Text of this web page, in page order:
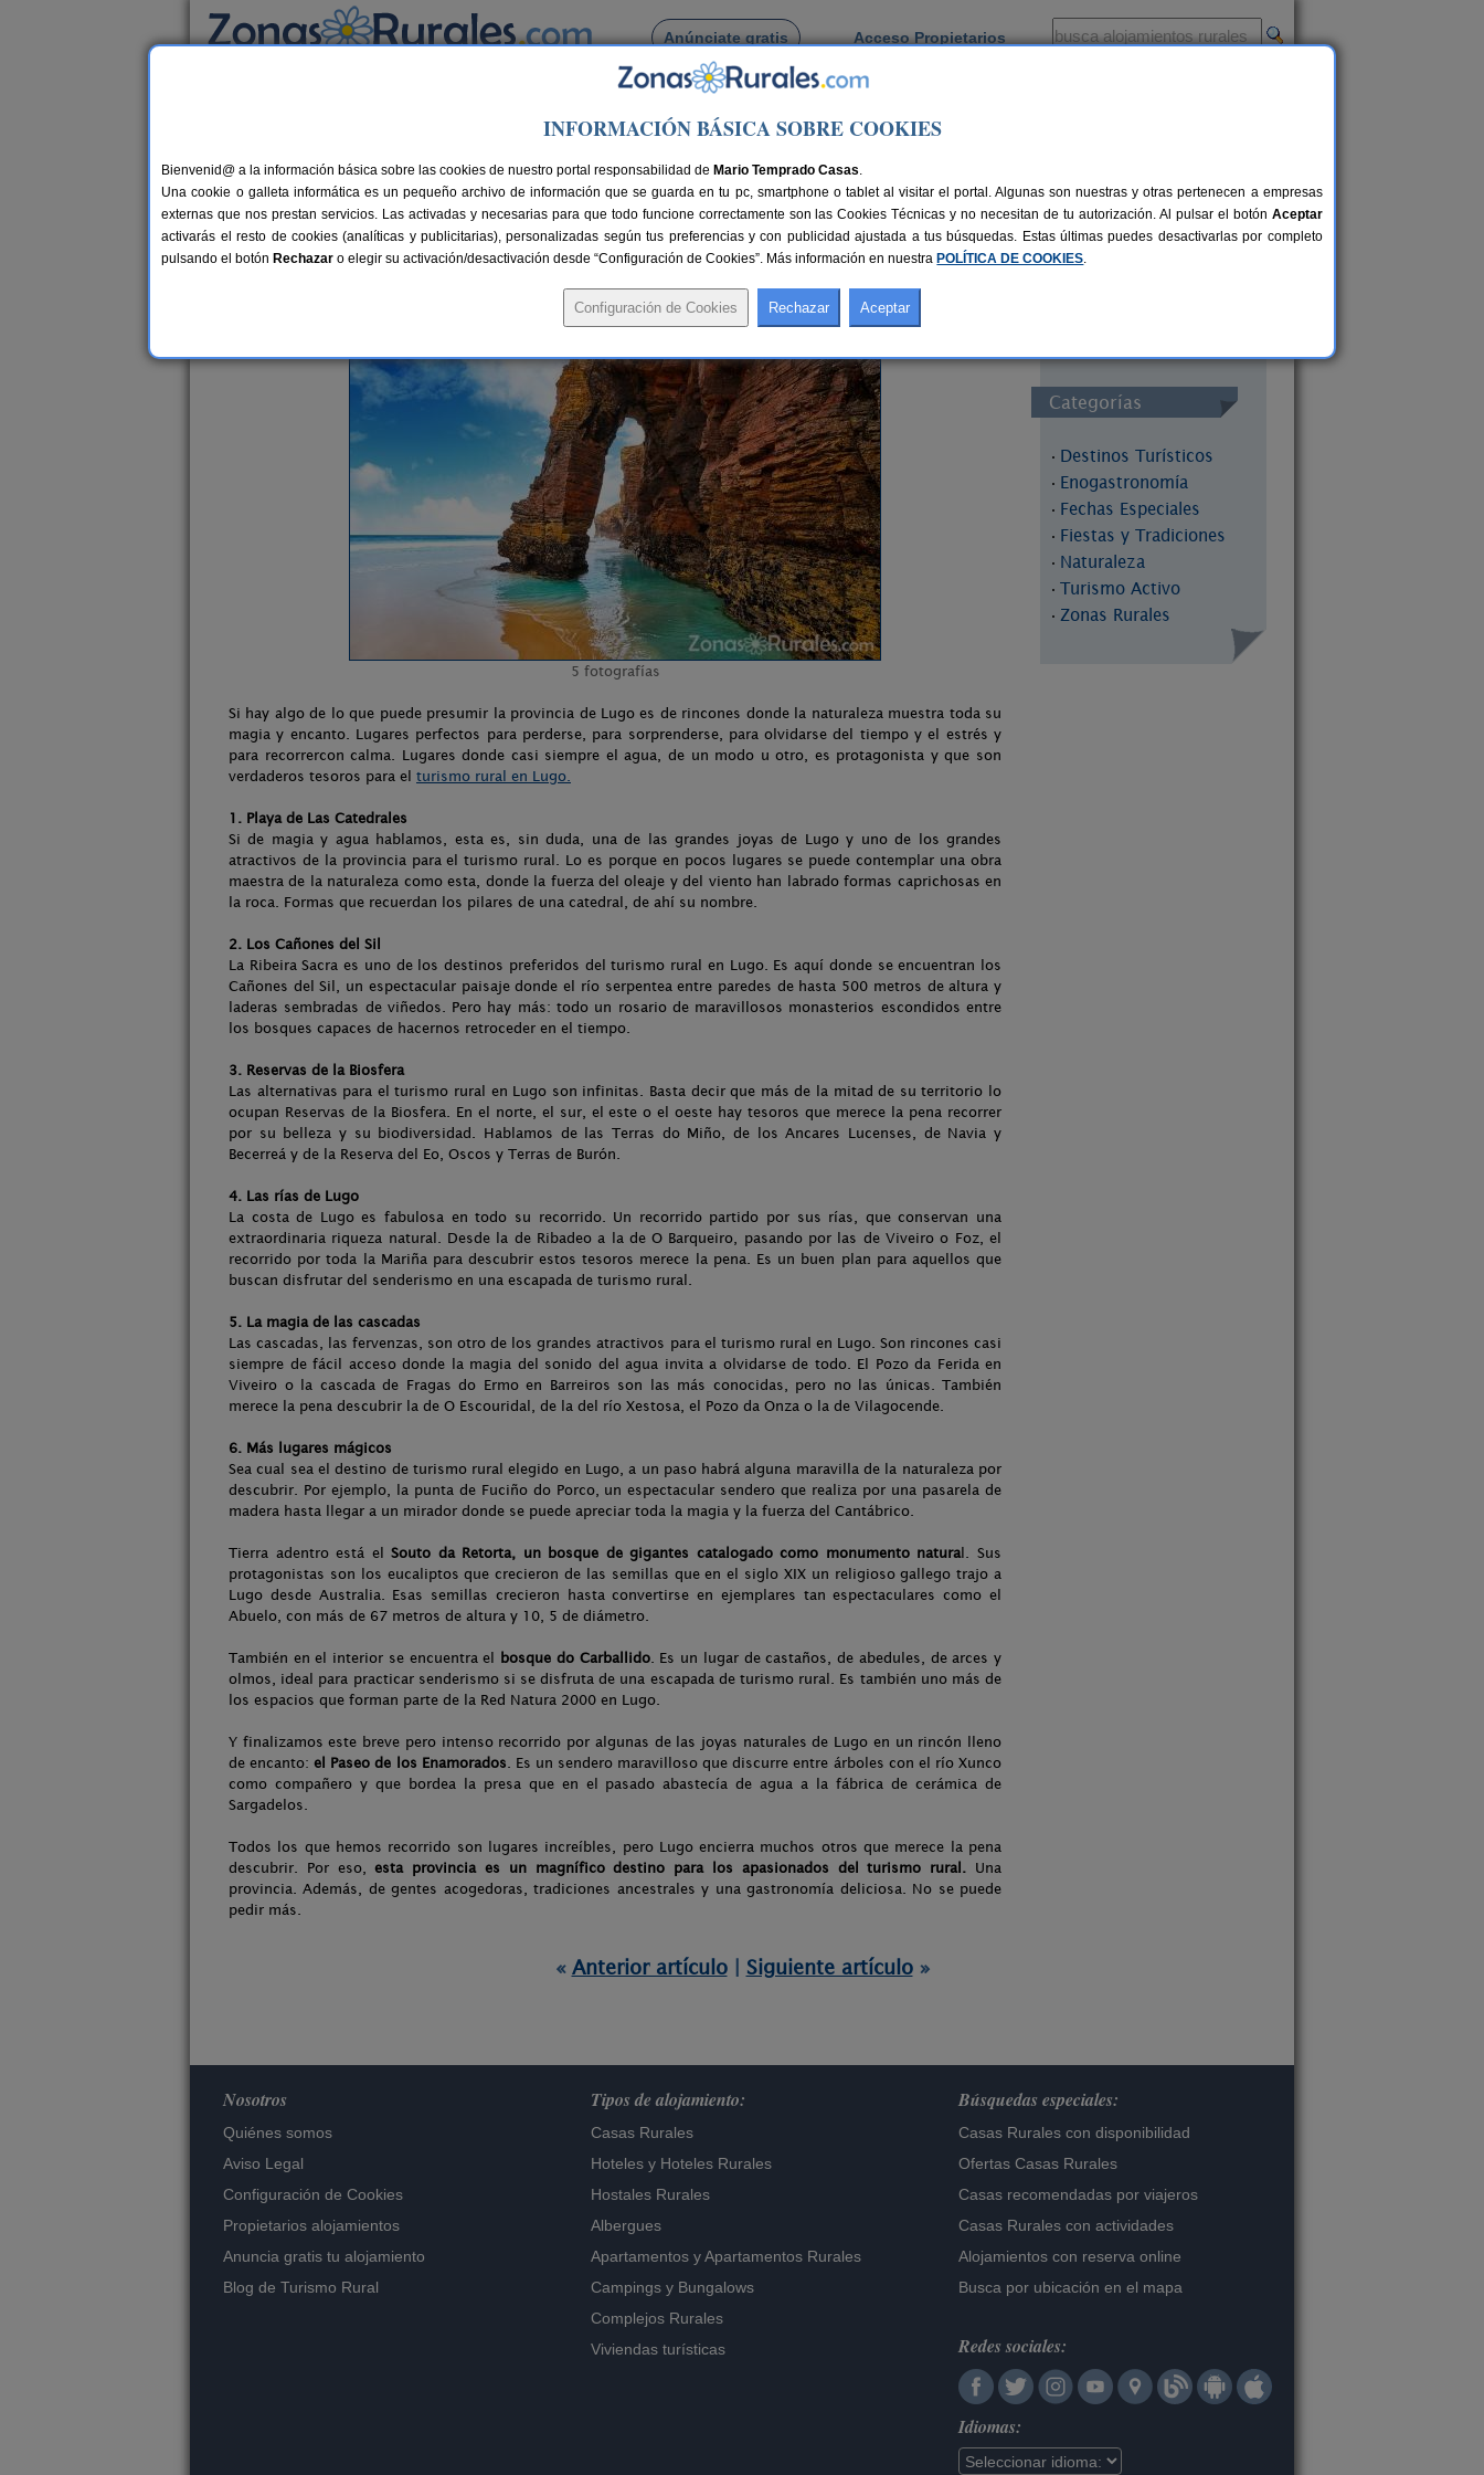
Anúnciate gratis Acceso Propietarios
Busca por pueblo
Destinos Turísticos> Las maravillas naturales de Lugo para el turismo rural
Blog de Turismo Rural
Las maravillas naturales de Lugo para el turismo rural
Sergio Delgado
5 fotografías
Si hay algo de lo que puede presumir la provincia de Lugo es de rincones donde la naturaleza muestra toda su
magia y encanto. Lugares perfectos para perderse, para sorprenderse, para olvidarse del tiempo y el estrés y
para recorrercon calma. Lugares donde casi siempre el agua, de un modo u otro, es protagonista y que son
verdaderos tesoros para el turismo rural en Lugo.
1. Playa de Las Catedrales
Si de magia y agua hablamos, esta es, sin duda, una de las grandes joyas de Lugo y uno de los grandes
atractivos de la provincia para el turismo rural. Lo es porque en pocos lugares se puede contemplar una obra
maestra de la naturaleza como esta, donde la fuerza del oleaje y del viento han labrado formas caprichosas en
la roca. Formas que recuerdan los pilares de una catedral, de ahí su nombre.
2. Los Cañones del Sil
La Ribeira Sacra es uno de los destinos preferidos del turismo rural en Lugo. Es aquí donde se encuentran los
Cañones del Sil, un espectacular paisaje donde el río serpentea entre paredes de hasta 500 metros de altura y
laderas sembradas de viñedos. Pero hay más: todo un rosario de maravillosos monasterios escondidos entre
los bosques capaces de hacernos retroceder en el tiempo.
3. Reservas de la Biosfera
Las alternativas para el turismo rural en Lugo son infinitas. Basta decir que más de la mitad de su territorio lo
ocupan Reservas de la Biosfera. En el norte, el sur, el este o el oeste hay tesoros que merece la pena recorrer
por su belleza y su biodiversidad. Hablamos de las Terras do Miño, de los Ancares Lucenses, de Navia y
Becerreá y de la Reserva del Eo, Oscos y Terras de Burón.
4. Las rías de Lugo
La costa de Lugo es fabulosa en todo su recorrido. Un recorrido partido por sus rías, que conservan una
extraordinaria riqueza natural. Desde la de Ribadeo a la de O Barqueiro, pasando por las de Viveiro o Foz, el
recorrido por toda la Mariña para descubrir estos tesoros merece la pena. Es un buen plan para aquellos que
buscan disfrutar del senderismo en una escapada de turismo rural.
5. La magia de las cascadas
Las cascadas, las fervenzas, son otro de los grandes atractivos para el turismo rural en Lugo. Son rincones casi
siempre de fácil acceso donde la magia del sonido del agua invita a olvidarse de todo. El Pozo da Ferida en
Viveiro o la cascada de Fragas do Ermo en Barreiros son las más conocidas, pero no las únicas. También
merece la pena descubrir la de O Escouridal, de la del río Xestosa, el Pozo da Onza o la de Vilagocende.
6. Más lugares mágicos
Sea cual sea el destino de turismo rural elegido en Lugo, a un paso habrá alguna maravilla de la naturaleza por
descubrir. Por ejemplo, la punta de Fuciño do Porco, un espectacular sendero que realiza por una pasarela de
madera hasta llegar a un mirador donde se puede apreciar toda la magia y la fuerza del Cantábrico.
Tierra adentro está elSouto da Retorta, un bosque de gigantes catalogado como monumento natural. Sus
protagonistas son los eucaliptos que crecieron de las semillas que en el siglo XIX un religioso gallego trajo a
Lugo desde Australia. Esas semillas crecieron hasta convertirse en ejemplares tan espectaculares como el
Abuelo, con más de 67 metros de altura y 10, 5 de diámetro.
También en el interior se encuentra el bosque do Carballido. Es un lugar de castaños, de abedules, de arces y
olmos, ideal para practicar senderismo si se disfruta de una escapada de turismo rural. Es también uno más de
los espacios que forman parte de la Red Natura 2000 en Lugo.
Y finalizamos este breve pero intenso recorrido por algunas de las joyas naturales de Lugo en un rincón lleno
de encanto: el Paseo de los Enamorados. Es un sendero maravilloso que discurre entre árboles con el río Xunco
como compañero y que bordea la presa que en el pasado abastecía de agua a la fábrica de cerámica de
Sargadelos.
Todos los que hemos recorrido son lugares increíbles, pero Lugo encierra muchos otros que merece la pena
descubrir. Por eso,esta provincia es un magnífico destino para los apasionados del turismo rural. Una
provincia. Además, de gentes acogedoras, tradiciones ancestrales y una gastronomía deliciosa. No se puede
pedir más.
Redes Sociales
Categorías
· Destinos Turísticos
· Enogastronomía
· Fechas Especiales
· Fiestas y Tradiciones
· Naturaleza
· Turismo Activo
· Zonas Rurales
« Anterior artículo| Siguiente artículo»
Nosotros
Quiénes somos
Aviso Legal
Configuración de Cookies
Propietarios alojamientos
Anuncia gratis tu alojamiento
Blog de Turismo Rural
Tipos de alojamiento:
Casas Rurales
Hoteles y Hoteles Rurales
Hostales Rurales
Albergues
Apartamentos yApartamentos Rurales
Campings y Bungalows
Complejos Rurales
Viviendas turísticas
Búsquedas especiales:
Casas Rurales con disponibilidad
Ofertas Casas Rurales
Casas recomendadas por viajeros
Casas Rurales con actividades
Alojamientos con reserva online
Busca por ubicación en el mapa
Redes sociales:
Idiomas:
INFORMACIÓN BÁSICA SOBRE COOKIES
Bienvenid@ a la información básica sobre las cookies de nuestro portal responsabilidad de Mario Temprado Casas.
Una cookie o galleta informática es un pequeño archivo de información que se guarda en tu pc, smartphone o tablet al visitar el portal. Algunas son nuestras y otras pertenecen a empresas
externas que nos prestan servicios. Las activadas y necesarias para que todo funcione correctamente son las Cookies Técnicas y no necesitan de tu autorización. Al pulsar el botón Aceptar
activarás el resto de cookies (analíticas y publicitarias), personalizadas según tus preferencias y con publicidad ajustada a tus búsquedas. Estas últimas puedes desactivarlas por completo
pulsando el botón Rechazar o elegir su activación/desactivación desde “Configuración de Cookies”. Más información en nuestra POLÍTICA DE COOKIES.